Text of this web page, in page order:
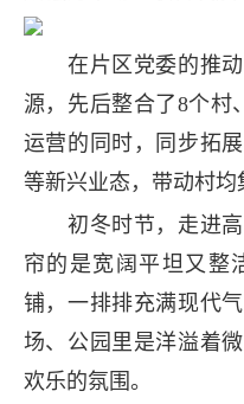
在片区党委的推动
源，先后整合了8个村
运营的同时，同步拓
等新兴业态，带动村均
初冬时节，走进高
帘的是宽阔平坦又整
铺，一排排充满现代
场、公园里是洋溢着
欢乐的氛围。